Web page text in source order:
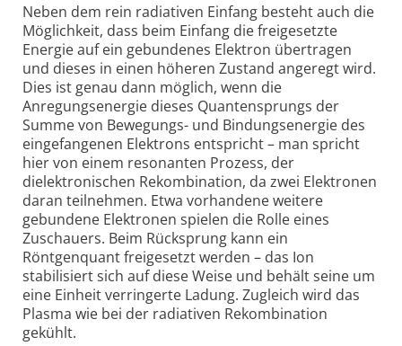
Neben dem rein radiativen Einfang besteht auch die
Möglichkeit, dass beim Einfang die freigesetzte
Energie auf ein gebundenes Elektron übertragen
und dieses in einen höheren Zustand angeregt wird.
Dies ist genau dann möglich, wenn die
Anregungsenergie dieses Quantensprungs der
Summe von Bewegungs- und Bindungsenergie des
eingefangenen Elektrons entspricht – man spricht
hier von einem resonanten Prozess, der
dielektronischen Rekombination, da zwei Elektronen
daran teilnehmen. Etwa vorhandene weitere
gebundene Elektronen spielen die Rolle eines
Zuschauers. Beim Rücksprung kann ein
Röntgenquant freigesetzt werden – das Ion
stabilisiert sich auf diese Weise und behält seine um
eine Einheit verringerte Ladung. Zugleich wird das
Plasma wie bei der radiativen Rekombination
gekühlt.